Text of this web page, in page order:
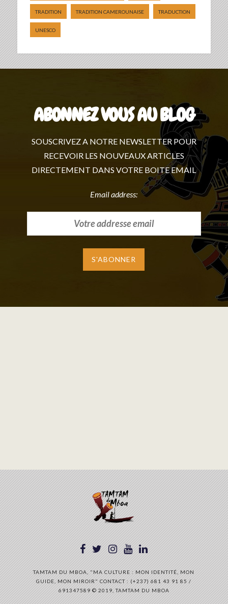
TRADITION TRADITION CAMEROUNAISE TRADUCTION
UNESCO
ABONNEZ VOUS AU BLOG
SOUSCRIVEZ A NOTRE NEWSLETTER POUR
RECEVOIR LES NOUVEAUX ARTICLES
DIRECTEMENT DANS VOTRE BOITE EMAIL
Email address:
TAMTAM DU MBOA, "MA CULTURE : MON IDENTITÉ, MON
GUIDE, MON MIROIR" CONTACT : (+237) 681 43 91 85 /
691347589 © 2019, TAMTAM DU MBOA